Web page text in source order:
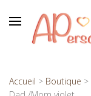
Accueil > Boutique >